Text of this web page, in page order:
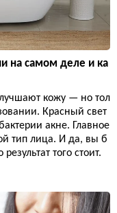
на самом деле и ка
кожу — но тол
Красный свет
акне. Главное
тип лица. И да, вы б
того стоит.